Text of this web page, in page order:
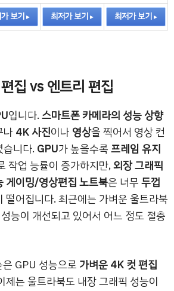
보기 최저가 보기 최저가 보기
집 vs 엔트리 편집
입니다.스마트폰 카메라의 성능 상향
나 4K 사진이나 영상을 찍어서 영상 컨
니다. GPU가 높을수록프레임 유지
작업 능률이 증가하지만,외장 그래픽
게이밍/영상편집 노트북은 너무두껍
떨어집니다. 최근에는 가벼운 울트라북
능이 개선되고 있어서 어느 정도 절충
은 GPU 성능으로 가벼운 4K 컷 편집
제는 울트라북도 내장 그래픽 성능이